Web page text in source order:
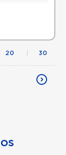
20 30